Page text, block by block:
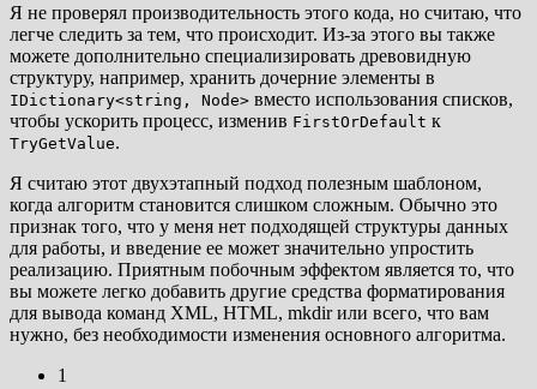
Я не проверял производительность этого кода, но считаю, что
легче следить за тем, что происходит. Из-за этого вы также
можете дополнительно специализировать древовидную
структуру, например, хранить дочерние элементы в
IDictionary<string, Node> вместо использования списков,
чтобы ускорить процесс, изменив FirstOrDefault к
TryGetValue.
Я считаю этот двухэтапный подход полезным шаблоном,
когда алгоритм становится слишком сложным. Обычно это
признак того, что у меня нет подходящей структуры данных
для работы, и введение ее может значительно упростить
реализацию. Приятным побочным эффектом является то, что
вы можете легко добавить другие средства форматирования
для вывода команд XML, HTML, mkdir или всего, что вам
нужно, без необходимости изменения основного алгоритма.
1